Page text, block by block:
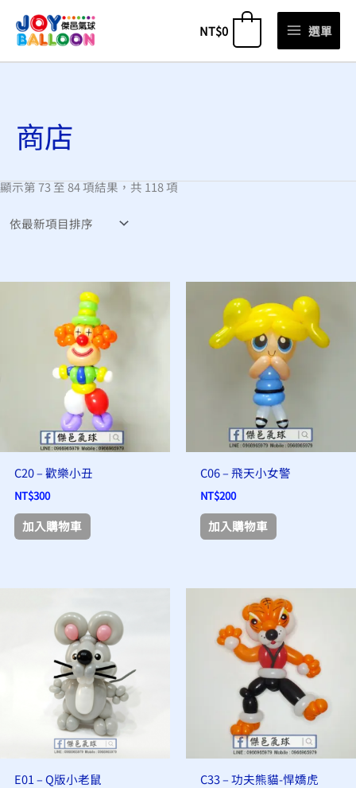
NT$0 選單
商店
顯示第 73 至 84 項結果，共 118 項
依
C20 – 歡樂小丑
NT$300
加入購物車
C06 – 飛天小女警
NT$200
加入購物車
E01 – Q版小老鼠 C33 – 功夫熊貓-悍嬌虎